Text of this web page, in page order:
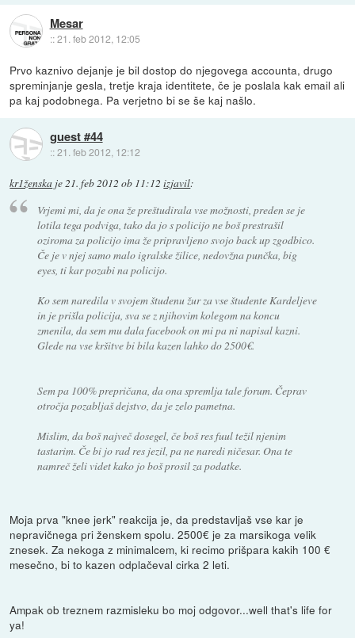
Mesar
::21. feb 2012, 12:05
Prvo kaznivo dejanje je bil dostop do njegovega accounta, drugo
spreminjanje gesla, tretje kraja identitete, če je poslala kak email ali
pa kaj podobnega. Pa verjetno bi se še kaj našlo.
guest #44
::21. feb 2012, 12:12
kr1ženska je21. feb 2012 ob 11:12 izjavil:
Vrjemi mi, da je ona že preštudirala vse možnosti, preden se je
lotila tega podviga, tako da jo s policijo ne boš prestrašil
oziroma za policijo ima že pripravljeno svojo back up zgodbico.
Če je v njej samo malo igralske žilice, nedovžna punčka, big
eyes, ti kar pozabi na policijo.
Ko sem naredila v svojem študenu žur za vse študente Kardeljeve
in je prišla policija, sva se z njihovim kolegom na koncu
zmenila, da sem mu dala facebook on mi pa ni napisal kazni.
Glede na vse kršitve bi bila kazen lahko do 2500€.
Sem pa 100% prepričana, da ona spremlja tale forum. Čeprav
otročja pozabljaš dejstvo, da je zelo pametna.
Mislim, da boš največ dosegel, če boš res fuul težil njenim
tastarim. Če bi jo rad res jezil, pa ne naredi ničesar. Ona te
namreč želi videt kako jo boš prosil za podatke.
Moja prva "knee jerk" reakcija je, da predstavljaš vse kar je
nepravičnega pri ženskem spolu. 2500€ je za marsikoga velik
znesek. Za nekoga z minimalcem, ki recimo prišpara kakih 100 €
mesečno, bi to kazen odplačeval cirka 2 leti.
Ampak ob treznem razmisleku bo moj odgovor...well that's life for
ya!